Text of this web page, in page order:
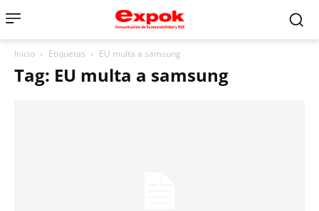
Inicio Etiquetas EU multa a samsung
Tag: EU multa a samsung